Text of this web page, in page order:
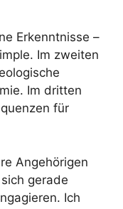
Erkenntnisse –
Im zweiten
Im dritten
für
Angehörigen
gerade
Ich